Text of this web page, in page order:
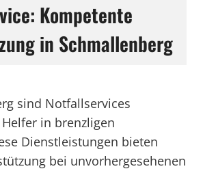
Kompetente
in Schmallenberg
sind Notfallservices
in brenzligen
Dienstleistungen bieten
bei unvorhergesehenen